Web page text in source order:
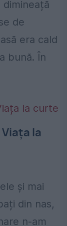
de
era cald
bună. În
la
și mai
din nas,
n-am